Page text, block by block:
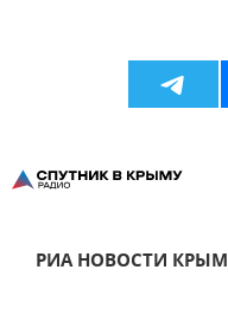
РИА НОВОСТИ КРЫМ